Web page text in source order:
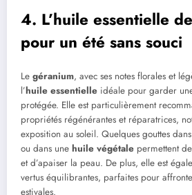
4. L’huile essentielle
pour un été sans souci
Le géranium, avec ses notes florales et
l’huile essentielle idéale pour garder
protégée. Elle est particulièrement
propriétés régénérantes et réparatrices,
exposition au soleil. Quelques gouttes
ou dans une huile végétale permettent
et d’apaiser la peau. De plus, elle est
vertus équilibrantes, parfaites pour
estivales.